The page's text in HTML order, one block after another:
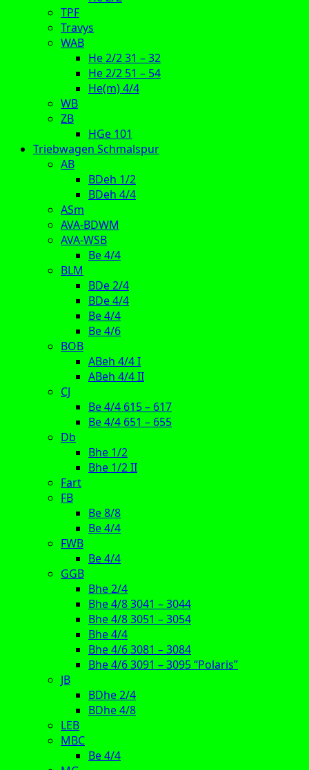
TPF
Travys
WAB
He 2/2 31 – 32
He 2/2 51 – 54
He(m) 4/4
WB
ZB
HGe 101
Triebwagen Schmalspur
AB
BDeh 1/2
BDeh 4/4
ASm
AVA-BDWM
AVA-WSB
Be 4/4
BLM
BDe 2/4
BDe 4/4
Be 4/4
Be 4/6
BOB
ABeh 4/4 I
ABeh 4/4 II
CJ
Be 4/4 615 – 617
Be 4/4 651 – 655
Db
Bhe 1/2
Bhe 1/2 II
Fart
FB
Be 8/8
Be 4/4
FWB
Be 4/4
GGB
Bhe 2/4
Bhe 4/8 3041 – 3044
Bhe 4/8 3051 – 3054
Bhe 4/4
Bhe 4/6 3081 – 3084
Bhe 4/6 3091 – 3095 “Polaris”
JB
BDhe 2/4
BDhe 4/8
LEB
MBC
Be 4/4